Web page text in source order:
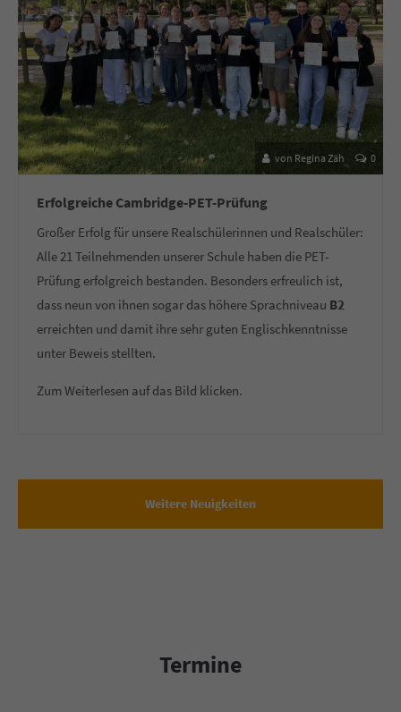
von Regina Zäh 0
Erfolgreiche Cambridge-PET-Prüfung
Großer Erfolg für unsere Realschülerinnen und Realschüler:
Alle 21 Teilnehmenden unserer Schule haben die PET-
Prüfung erfolgreich bestanden. Besonders erfreulich ist,
dass neun von ihnen sogar das höhere Sprachniveau B2
erreichten und damit ihre sehr guten Englischkenntnisse
unter Beweis stellten.
Zum Weiterlesen auf das Bild klicken.
Weitere Neuigkeiten
Termine